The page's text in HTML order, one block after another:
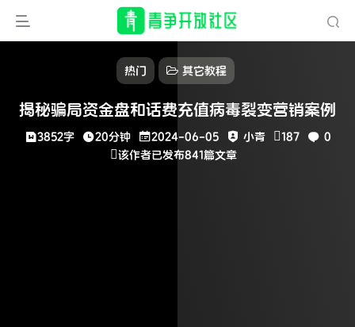
热门 其它教程
揭秘骗局资金盘和话费充值病毒裂变营销案例
3852字 20分钟 2024-06-05 小青 187
0
该作者已发布841篇文章